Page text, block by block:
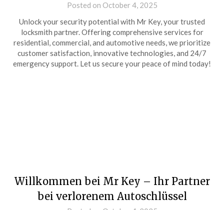
Posted on October 4, 2025
Unlock your security potential with Mr Key, your trusted
locksmith partner. Offering comprehensive services for
residential, commercial, and automotive needs, we prioritize
customer satisfaction, innovative technologies, and 24/7
emergency support. Let us secure your peace of mind today!
Willkommen bei Mr Key – Ihr Partner
bei verlorenem Autoschlüssel